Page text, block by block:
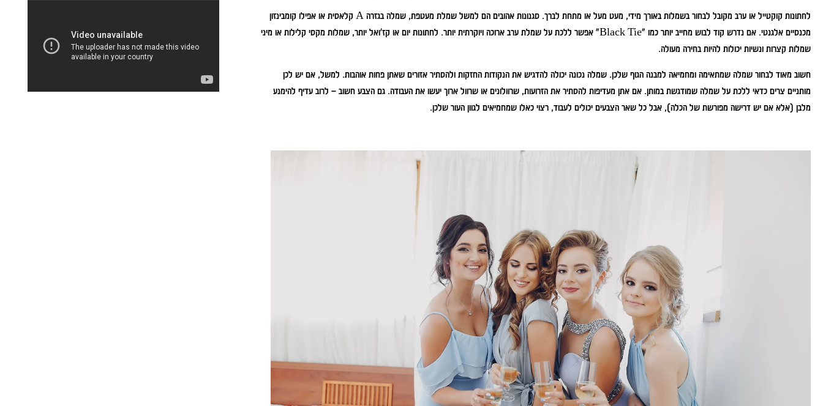
לחתונות קוקטייל או ערב מקובל לבחור בשמלות באורך מידי, מעט מעל או מתחת לברך. סגנונות אהובים הם למשל שמלת מעטפת, שמלה בגזרה A קלאסית או אפילו קומבינזון
מכנסיים אלגנטי. אם נדרש קוד לבוש מחייב יותר כמו "Black Tie" אפשר ללכת על שמלת ערב ארוכה ויוקרתית יותר. לחתונות יום או קז'ואל יותר, שמלות מקסי קלילות או מיני
שמלות קצרות ונשיות יכולות להיות בחירה מעולה.
חשוב מאוד לבחור שמלה שמתאימה ומחמיאה למבנה הגוף שלכן. שמלה נכונה יכולה להדגיש את הנקודות החזקות ולהסתיר אזורים שאתן פחות אוהבות. למשל, אם יש לכן
מותניים צרים כדאי ללכת על שמלה שמודגשת במותן. אם אתן מעדיפות להסתיר את הזרועות, שרוולונים או שרוול ארוך יעשו את העבודה. גם הצבע חשוב – לרוב עדיף להימנע
מלבן (אלא אם יש דרישה מפורשת של הכלה), אבל כל שאר הצבעים יכולים לעבוד, רצוי כאלו שמחמיאים לגוון העור שלכן.